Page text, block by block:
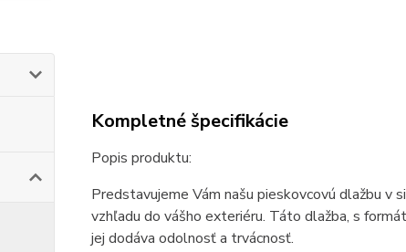
Kompletné špecifikácie
Popis produktu:
Predstavujeme Vám našu pieskovcovú dlažbu v
vzhľadu do vášho exteriéru. Táto dlažba, s
jej dodáva odolnosť a trvácnosť.